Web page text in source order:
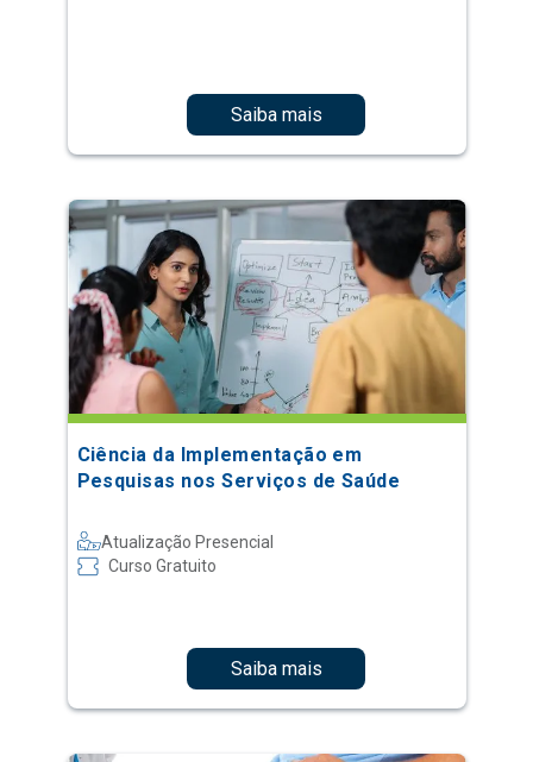
Saiba mais
Ciência da Implementação em
Pesquisas nos Serviços de Saúde
Atualização Presencial
Curso Gratuito
Saiba mais